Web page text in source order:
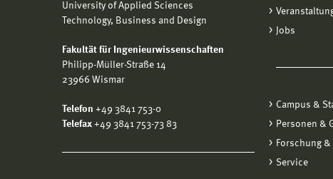
University of Applied Sciences
Technology, Business and Design
Fakultät für Ingenieurwissenschaften
Philipp-Müller-Straße 14
23966 Wismar
Telefon +49 3841 753-0
Telefax +49 3841 753-73 83
Jobs
Campus &
Personen &
Forschung
Service